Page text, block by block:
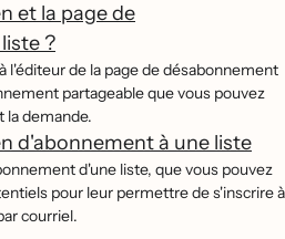
et la page de
?
l'éditeur de la page de désabonnement
partageable que vous pouvez
la demande.
d'abonnement à une liste
d'une liste, que vous pouvez
pour leur permettre de s'inscrire à
courriel.